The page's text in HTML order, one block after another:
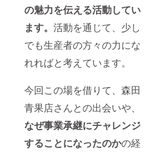
の魅力を伝える活動してい
ます。 活動を通じて、少し
でも生産者の方々の力にな
れればと考えています。
今回この場を借りて、森田
青果店さんとの出会いや、
なぜ事業承継にチャレンジ
することになったのかの経